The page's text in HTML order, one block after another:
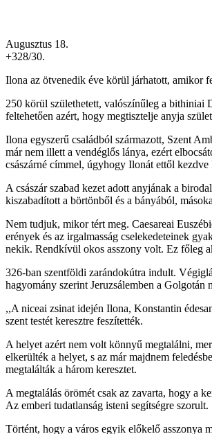
Augusztus 18.
+328/30.
Ilona az ötvenedik éve körül járhatott, amikor
250 körül születhetett, valószínűleg a bithiniai
feltehetően azért, hogy megtisztelje anyja
Ilona egyszerű családból származott, Szent
már nem illett a vendéglős lánya, ezért
császárné címmel, úgyhogy Ilonát ettől
A császár szabad kezet adott anyjának a
kiszabadított a börtönből és a bányából,
Nem tudjuk, mikor tért meg. Caesareai
erények és az irgalmasság cselekedeteinek
nekik. Rendkívül okos asszony volt. Ez főleg
326-ban szentföldi zarándokútra indult.
hagyomány szerint Jeruzsálemben a
,,A niceai zsinat idején Ilona, Konstantin
szent testét keresztre feszítették.
A helyet azért nem volt könnyű megtalálni,
elkerülték a helyet, s az már majdnem
megtalálták a három keresztet.
A megtalálás örömét csak az zavarta, hogy a
Az emberi tudatlanság isteni segítségre szorult.
Történt, hogy a város egyik előkelő asszonya